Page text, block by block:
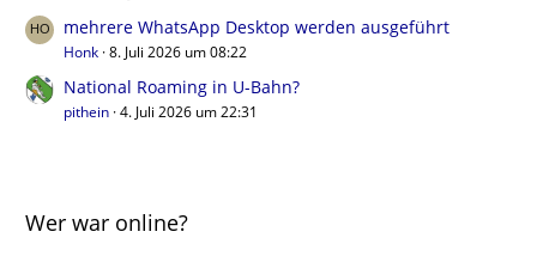
mehrere WhatsApp Desktop werden ausgeführt
Honk 8. Juli 2026 um 08:22
National Roaming in U-Bahn?
pithein 4. Juli 2026 um 22:31
Wer war online?